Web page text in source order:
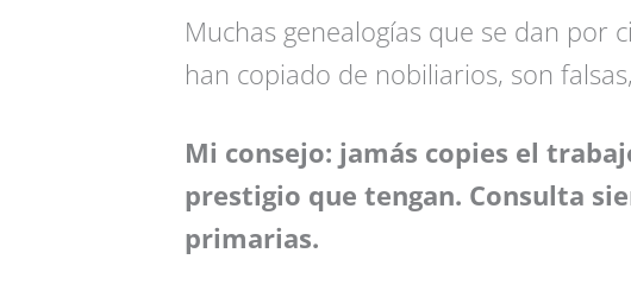
Muchas genealogías que se dan por
han copiado de nobiliarios, son
Mi consejo: jamás copies el
prestigio que tengan. Consulta
primarias.